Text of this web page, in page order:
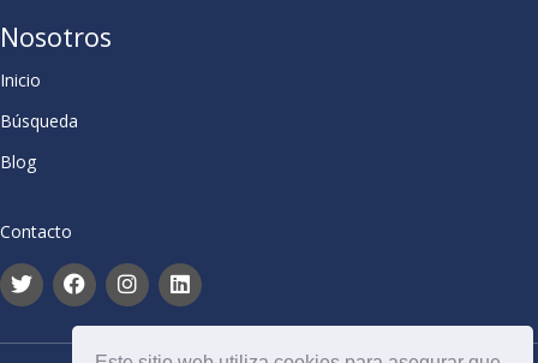
Nosotros
Inicio
Búsqueda
Blog
Contacto